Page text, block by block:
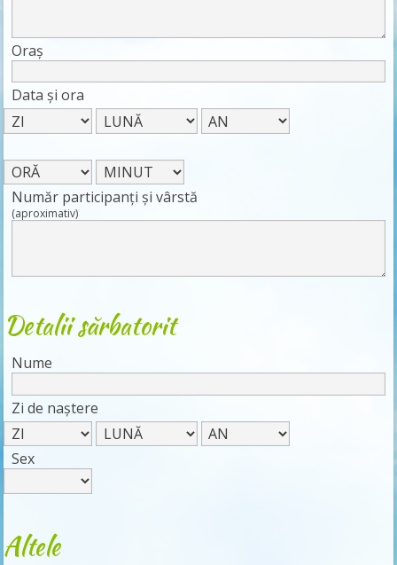
Oraș
Data și ora
Număr participanți și vârstă
(aproximativ)
Detalii sărbatorit
Nume
Zi de naștere
Sex
Altele